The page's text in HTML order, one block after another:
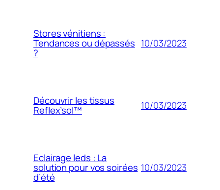
Stores vénitiens :
Tendances ou dépassés
?
10/03/2023
Découvrir les tissus
Reflex’sol™ 10/03/2023
Eclairage leds : La
solution pour vos soirées
d’été
10/03/2023